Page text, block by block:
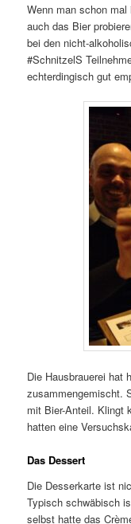
Wenn man schon
auch das Bier
bei den nicht-
#SchnitzelS
echterdingisch gut
Die Hausbrauerei hat
zusammengemischt.
mit Bier-Anteil. Klingt
hatten eine
Das Dessert
Die Desserkarte ist
Typisch schwäbisch
selbst hatte das